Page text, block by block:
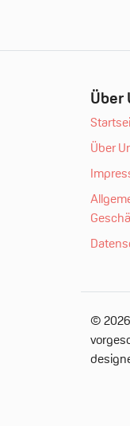
Über
Über
©